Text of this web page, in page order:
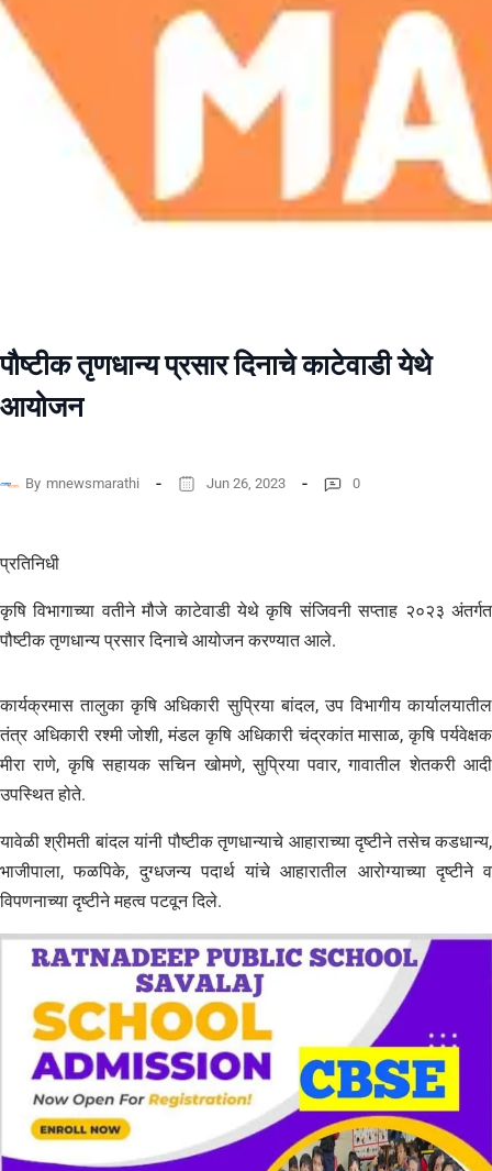
पौष्टीक तृणधान्य प्रसार दिनाचे काटेवाडी येथे
आयोजन
By mnewsmarathi Jun 26, 2023 0
प्रतिनिधी
कृषि विभागाच्या वतीने मौजे काटेवाडी येथे कृषि संजिवनी सप्ताह २०२३ अंतर्गत
पौष्टीक तृणधान्य प्रसार दिनाचे आयोजन करण्यात आले.
कार्यक्रमास तालुका कृषि अधिकारी सुप्रिया बांदल, उप विभागीय कार्यालयातील
तंत्र अधिकारी रश्मी जोशी, मंडल कृषि अधिकारी चंद्रकांत मासाळ, कृषि पर्यवेक्षक
मीरा राणे, कृषि सहायक सचिन खोमणे, सुप्रिया पवार, गावातील शेतकरी आदी
उपस्थित होते.
यावेळी श्रीमती बांदल यांनी पौष्टीक तृणधान्याचे आहाराच्या दृष्टीने तसेच कडधान्य,
भाजीपाला, फळपिके, दुग्धजन्य पदार्थ यांचे आहारातील आरोग्याच्या दृष्टीने व
विपणनाच्या दृष्टीने महत्व पटवून दिले.